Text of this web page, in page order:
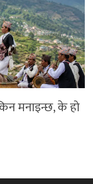
मनाइन्छ, के हो